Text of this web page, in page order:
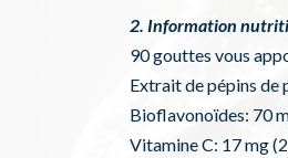
2. Information
90 gouttes vous
Extrait de pépins de
Bioflavonoïdes: 70
Vitamine C: 17 mg